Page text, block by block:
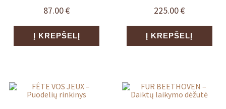
87.00€
Į KREPŠELĮ
225.00€
Į KREPŠELĮ